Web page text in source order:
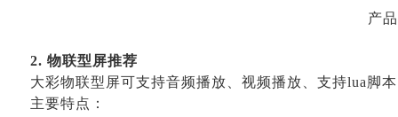
产
2. 物联型屏推荐
大彩物联型屏可支持音频播放、视频播放、支持lua脚
主要特点：